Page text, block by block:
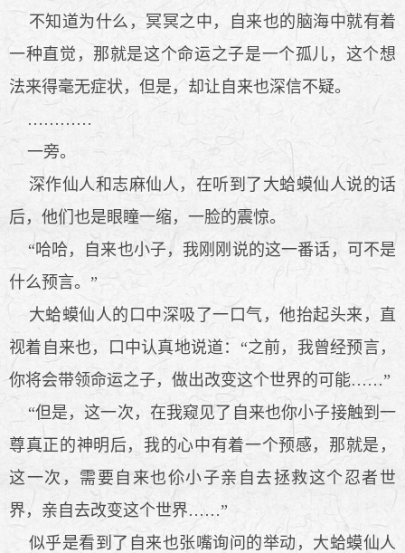
不知道为什么，冥冥之中，自来也的脑海中就有着
一种直觉，那就是这个命运之子是一个孤儿，这个想
法来得毫无症状，但是，却让自来也深信不疑。
…………
一旁。
深作仙人和志麻仙人，在听到了大蛤蟆仙人说的话
后，他们也是眼瞳一缩，一脸的震惊。
“哈哈，自来也小子，我刚刚说的这一番话，可不是
什么预言。”
大蛤蟆仙人的口中深吸了一口气，他抬起头来，直
视着自来也，口中认真地说道：“之前，我曾经预言，
你将会带领命运之子，做出改变这个世界的可能……”
“但是，这一次，在我窥见了自来也你小子接触到一
尊真正的神明后，我的心中有着一个预感，那就是，
这一次，需要自来也伱小子亲自去拯救这个忍者世
界，亲自去改变这个世界……”
似乎是看到了自来也张嘴询问的举动，大蛤蟆仙人